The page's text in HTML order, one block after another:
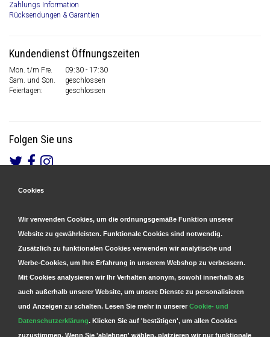
Zahlungs Information
Rücksendungen & Garantien
Kundendienst Öffnungszeiten
Mon. t/m Fre.
09:30 - 17:30
Sam. und Son.
geschlossen
Feiertagen:
geschlossen
Folgen Sie uns
Cookies
Wir verwenden Cookies, um die ordnungsgemäße Funktion unserer
Website zu gewährleisten. Funktionale Cookies sind notwendig.
Zusätzlich zu funktionalen Cookies verwenden wir analytische und
Werbe-Cookies, um Ihre Erfahrung in unserem Webshop zu verbessern.
Mit Cookies analysieren wir Ihr Verhalten anonym, sowohl innerhalb als
auch außerhalb unserer Website, um unsere Dienste zu personalisieren
und Anzeigen zu schalten. Lesen Sie mehr in unserer Cookie- und
Datenschutzerklärung. Klicken Sie auf 'bestätigen', um allen Cookies
zuzustimmen. Wenn Sie 'ablehnen' wählen, platzieren wir nur funktionale